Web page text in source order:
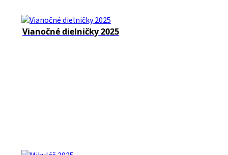
Vianočné dielničky 2025